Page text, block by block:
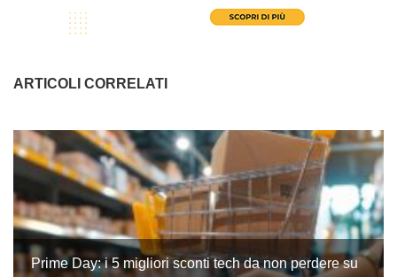
ARTICOLI CORRELATI
Prime Day: i 5 migliori sconti tech da non perdere su